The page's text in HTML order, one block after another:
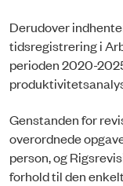
Derudover
tidsregistrering i
perioden 2020-
Genstanden for
overordnede
person, og
forhold til den